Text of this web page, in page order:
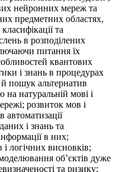
нейронних мереж та
предметних областях,
та
в розподілених
питання їх
квантових
і знань в процедурах
пошук альтернатив
на натуральній мові і
розвиток мов і
автоматизації
і знань та
в них;
і логічних висновків;
об’єктів дуже
та ризику;